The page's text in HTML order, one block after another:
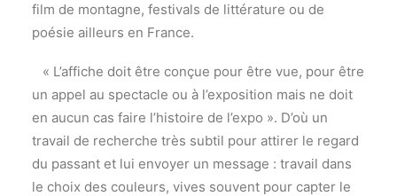
film de montagne, festivals de littérature ou de
poésie ailleurs en France.
« L’affiche doit être conçue pour être vue, pour être
un appel au spectacle ou à l’exposition mais ne doit
en aucun cas faire l’histoire de l’expo ». D’où un
travail de recherche très subtil pour attirer le regard
du passant et lui envoyer un message : travail dans
le choix des couleurs, vives souvent pour capter le